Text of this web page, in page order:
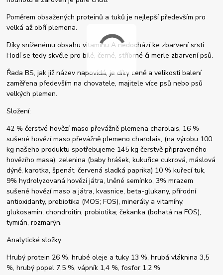
Poměrem obsažených proteinů a tuků je nejlepší především pro
velká až obří plemena.
Díky sníženému obsahu vitamínu A nedochází ke zbarvení srsti.
Hodí se tedy skvěle pro bílé, černé, stříbrné či merle zbarvení psů.
Řada BS, jak již název napovídá, je díky ceně a velikosti balení
zaměřena především na chovatele, majitele více psů nebo psů
velkých plemen.
Složení:
42 % čerstvé hovězí maso převážně plemena charolais, 16 %
sušené hovězí maso převážně plemeno charolais, (na výrobu 100
kg našeho produktu spotřebujeme 145 kg čerstvě připraveného
hovězího masa), zelenina (baby hrášek, kukuřice cukrová, máslová
dýně, karotka, špenát, červená sladká paprika) 10 % kuřecí tuk,
9% hydrolyzovaná hovězí játra, lněné semínko, 3% mrazem
sušené hovězí maso a játra, kvasnice, beta-glukany, přírodní
antioxidanty, prebiotika (MOS; FOS), minerály a vitamíny,
glukosamin, chondroitin, probiotika; čekanka (bohatá na FOS),
tymián, rozmarýn.
Analytické složky
Hrubý protein 26 %, hrubé oleje a tuky 13 %, hrubá vláknina 3,5
%, hrubý popel 7,5 %, vápník 1,4 %, fosfor 1,2 %